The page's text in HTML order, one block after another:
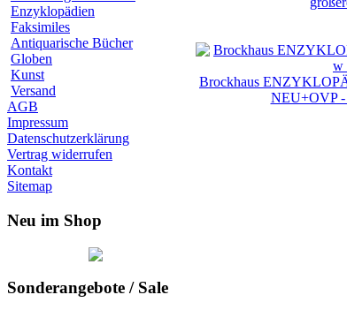
Enzyklopädien
Faksimiles
Antiquarische Bücher
Globen
Kunst
Versand
AGB
Impressum
Datenschutzerklärung
Vertrag widerrufen
Kontakt
Sitemap
Neu im Shop
Sonderangebote / Sale
Brockhaus
NEU+OVP -